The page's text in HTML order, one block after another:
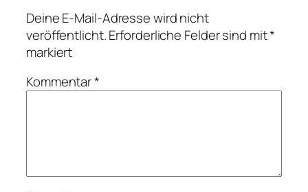
Deine E-Mail-Adresse wird nicht
veröffentlicht.Erforderliche Felder sind mit*
markiert
Kommentar*